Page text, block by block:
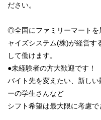
ださい。
◎全国にファミリーマートを
ャイズシステム(株)が経営す
して働けます。
●未経験者の方大歓迎です！
バイト先を変えたい、新し
ーの学生さんなど
シフト希望は最大限に考慮で